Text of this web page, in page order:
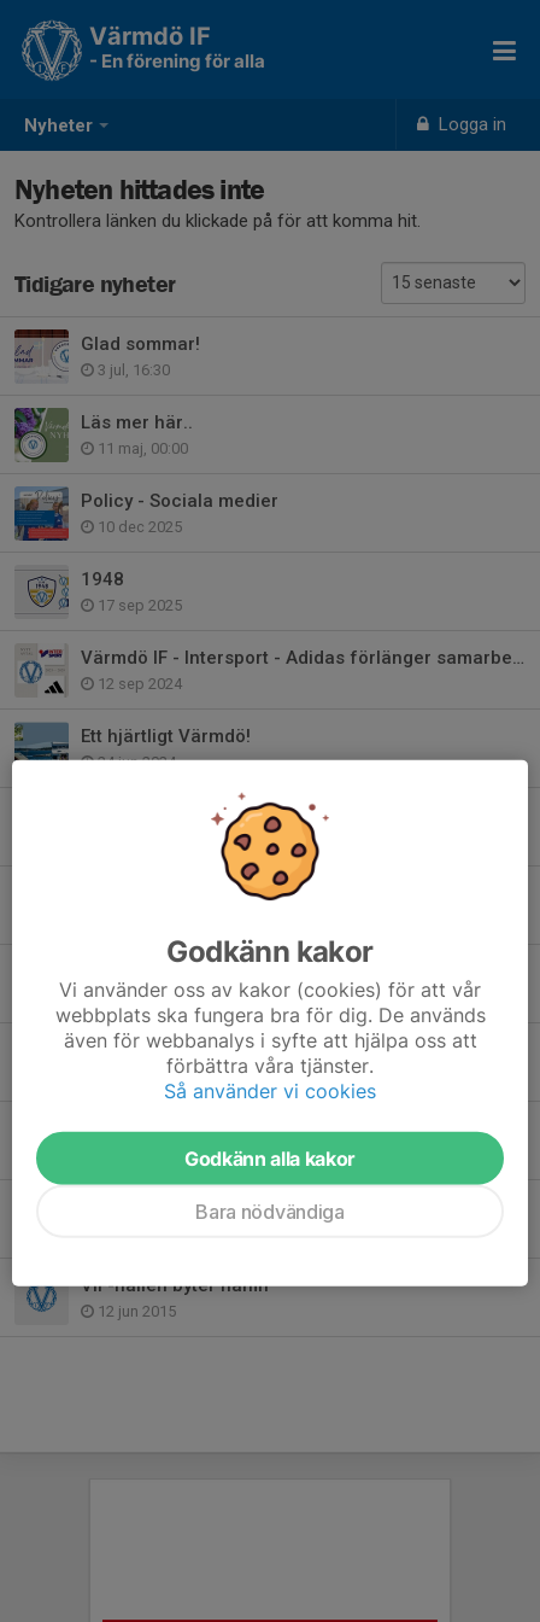
Nyheter Logga in
Värmdö IF
- En förening för alla
Nyheten hittades inte
Kontrollera länken du klickade på för att komma hit.
Tidigare nyheter
Glad sommar!
3 jul, 16:30
Läs mer här..
11 maj, 00:00
Policy - Sociala medier
10 dec 2025
1948
17 sep 2025
Värmdö IF - Intersport - Adidas förlänger samarbetet!
12 sep 2024
Ett hjärtligt Värmdö!
24 jun 2024
Bli medlem i Club 1948 - Värmdö IF:s Vänner
Värdegrundsambassadör - Värmdös viktigaste
27 dec 2023
Värmdö IF har sorg
17 apr 2023
Värmdö IF-familjen har sorg
Sommarfotbollsskolan en succé!
VIF-hallen byter namn
12 jun 2015
Godkänn kakor
Vi använder oss av kakor (cookies) för att vår
webbplats ska fungera bra för dig. De används
även för webbanalys i syfte att hjälpa oss att
förbättra våra tjänster.
Så använder vi cookies
Godkänn alla kakor
Bara nödvändiga